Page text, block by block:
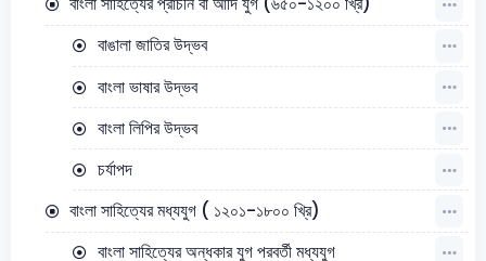
বাঙালা জাতির উদ্ভব
বাংলা ভাষার উদ্ভব
বাংলা লিপির উদ্ভব
চর্যাপদ
বাংলা সাহিত্যের মধ্যযুগ ( ১২০১-১৮০০ খ্রি)
বাংলা সাহিত্যের অন্ধকার যুগ পরবর্তী মধ্যযুগ